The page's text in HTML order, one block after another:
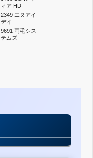
ィア HD
2349 エヌアイ
デイ
9691 両毛シス
テムズ